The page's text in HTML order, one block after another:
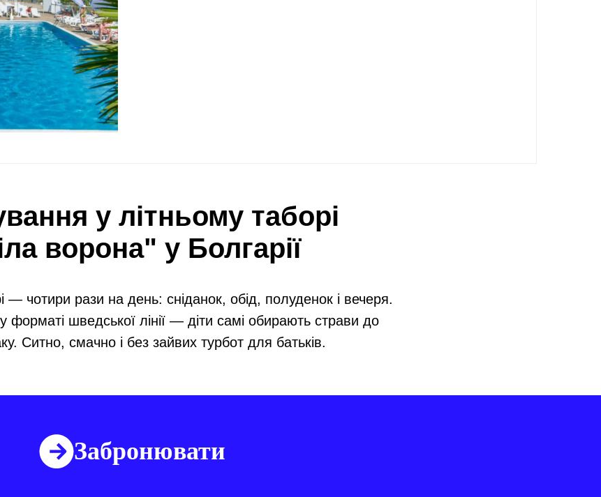
у літньому таборі
ворона" у Болгарії
— чотири рази на день: сніданок, обід, полуденок і вечеря.
форматі шведської лінії — діти самі обирають страви до
Ситно, смачно і без зайвих турбот для батьків.
Забронювати